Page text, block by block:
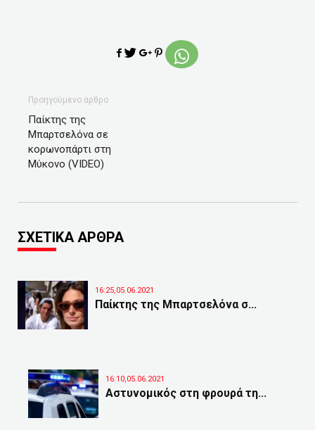
Προηγούμενο άρθρο
Παίκτης της
Μπαρτσελόνα σε
κορωνοπάρτι στη
Μύκονο (VIDEO)
ΣΧΕΤΙΚΑ ΑΡΘΡΑ
16:25,05.06.2021
Παίκτης της Μπαρτσελόνα σ...
16:10,05.06.2021
Αστυνομικός στη φρουρά τη...